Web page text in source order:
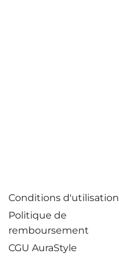
Conditions d'utilisation
Politique de
remboursement
CGU AuraStyle